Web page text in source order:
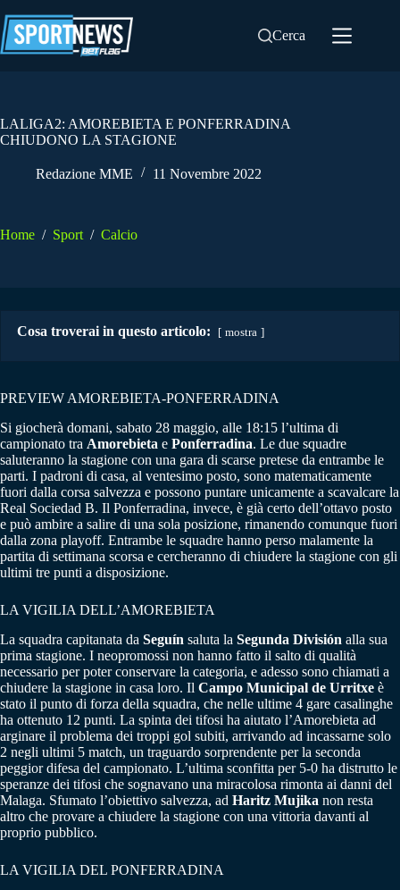
al
contenuto
Cerca
LALIGA2: AMOREBIETA E PONFERRADINA
CHIUDONO LA STAGIONE
Redazione MME 11 Novembre 2022
Home / Sport / Calcio
Cosa troverai in questo articolo: mostra
PREVIEW AMOREBIETA-PONFERRADINA
Si giocherà domani, sabato 28 maggio, alle 18:15 l’ultima di
campionato tra Amorebieta e Ponferradina. Le due squadre
saluteranno la stagione con una gara di scarse pretese da entrambe le
parti. I padroni di casa, al ventesimo posto, sono matematicamente
fuori dalla corsa salvezza e possono puntare unicamente a scavalcare la
Real Sociedad B. Il Ponferradina, invece, è già certo dell’ottavo posto
e può ambire a salire di una sola posizione, rimanendo comunque fuori
dalla zona playoff. Entrambe le squadre hanno perso malamente la
partita di settimana scorsa e cercheranno di chiudere la stagione con gli
ultimi tre punti a disposizione.
LA VIGILIA DELL’AMOREBIETA
La squadra capitanata da Seguín saluta la Segunda División alla sua
prima stagione. I neopromossi non hanno fatto il salto di qualità
necessario per poter conservare la categoria, e adesso sono chiamati a
chiudere la stagione in casa loro. Il Campo Municipal de Urritxe è
stato il punto di forza della squadra, che nelle ultime 4 gare casalinghe
ha ottenuto 12 punti. La spinta dei tifosi ha aiutato l’Amorebieta ad
arginare il problema dei troppi gol subiti, arrivando ad incassarne solo
2 negli ultimi 5 match, un traguardo sorprendente per la seconda
peggior difesa del campionato. L’ultima sconfitta per 5-0 ha distrutto le
speranze dei tifosi che sognavano una miracolosa rimonta ai danni del
Malaga. Sfumato l’obiettivo salvezza, ad Haritz Mujika non resta
altro che provare a chiudere la stagione con una vittoria davanti al
proprio pubblico.
LA VIGILIA DEL PONFERRADINA